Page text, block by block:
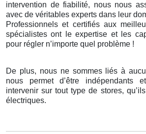
intervention de fiabilité, nous nous
avec de véritables experts dans leur
Professionnels et certifiés aux
spécialistes ont le expertise et les
pour régler n’importe quel problème !
De plus, nous ne sommes liés à
nous permet d’être indépendants
intervenir sur tout type de stores,
électriques.